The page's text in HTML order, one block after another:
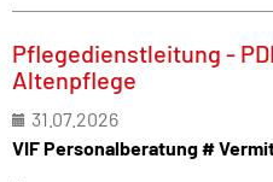
Pflegedienstleitung -
Altenpflege
31.07.2026
VIF Personalberatung #